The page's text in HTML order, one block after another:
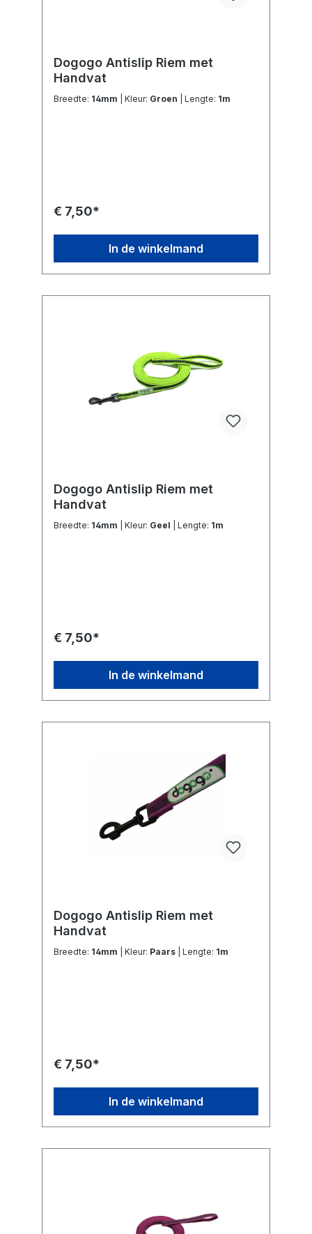
Dogogo Antislip Riem met
Handvat
Breedte: 14mm | Kleur: Groen | Lengte: 1m
€ 7,50*
In de winkelmand
Dogogo Antislip Riem met
Handvat
Breedte: 14mm | Kleur: Geel | Lengte: 1m
€ 7,50*
In de winkelmand
Dogogo Antislip Riem met
Handvat
Breedte: 14mm | Kleur: Paars | Lengte: 1m
€ 7,50*
In de winkelmand